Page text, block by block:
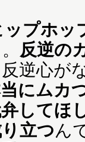
ップホッ
反逆の
逆心が
にムカ
してほ
立つん